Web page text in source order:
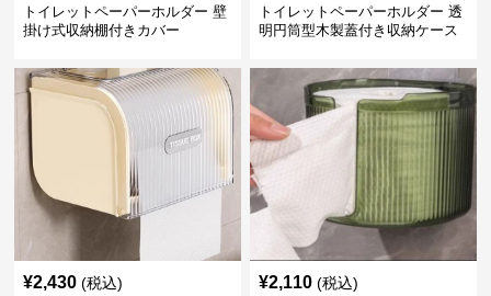
トイレットペーパーホルダー 壁
掛け式収納棚付きカバー
トイレットペーパーホルダー 透
明円筒型木製蓋付き収納ケース
¥2,430 (税込) ¥2,110 (税込)